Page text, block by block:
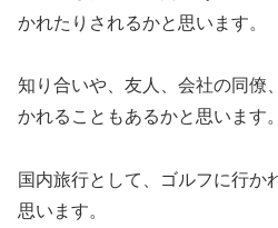
かれたりされるかと思います。
知り合いや、友人、会社の同僚
かれることもあるかと思います。
国内旅行として、ゴルフに行か
思います。